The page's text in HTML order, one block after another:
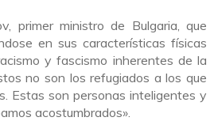
primer ministro de Bulgaria, que
en sus características físicas
y fascismo inherentes de la
no son los refugiados a los que
Estas son personas inteligentes y
acostumbrados».